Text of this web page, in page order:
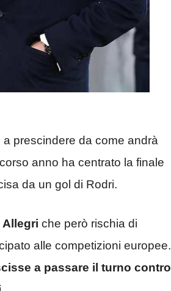
a prescindere da come andrà
anno ha centrato la finale
da un gol di Rodri.
Allegri che però rischia di
alle competizioni europee.
a passare il turno contro